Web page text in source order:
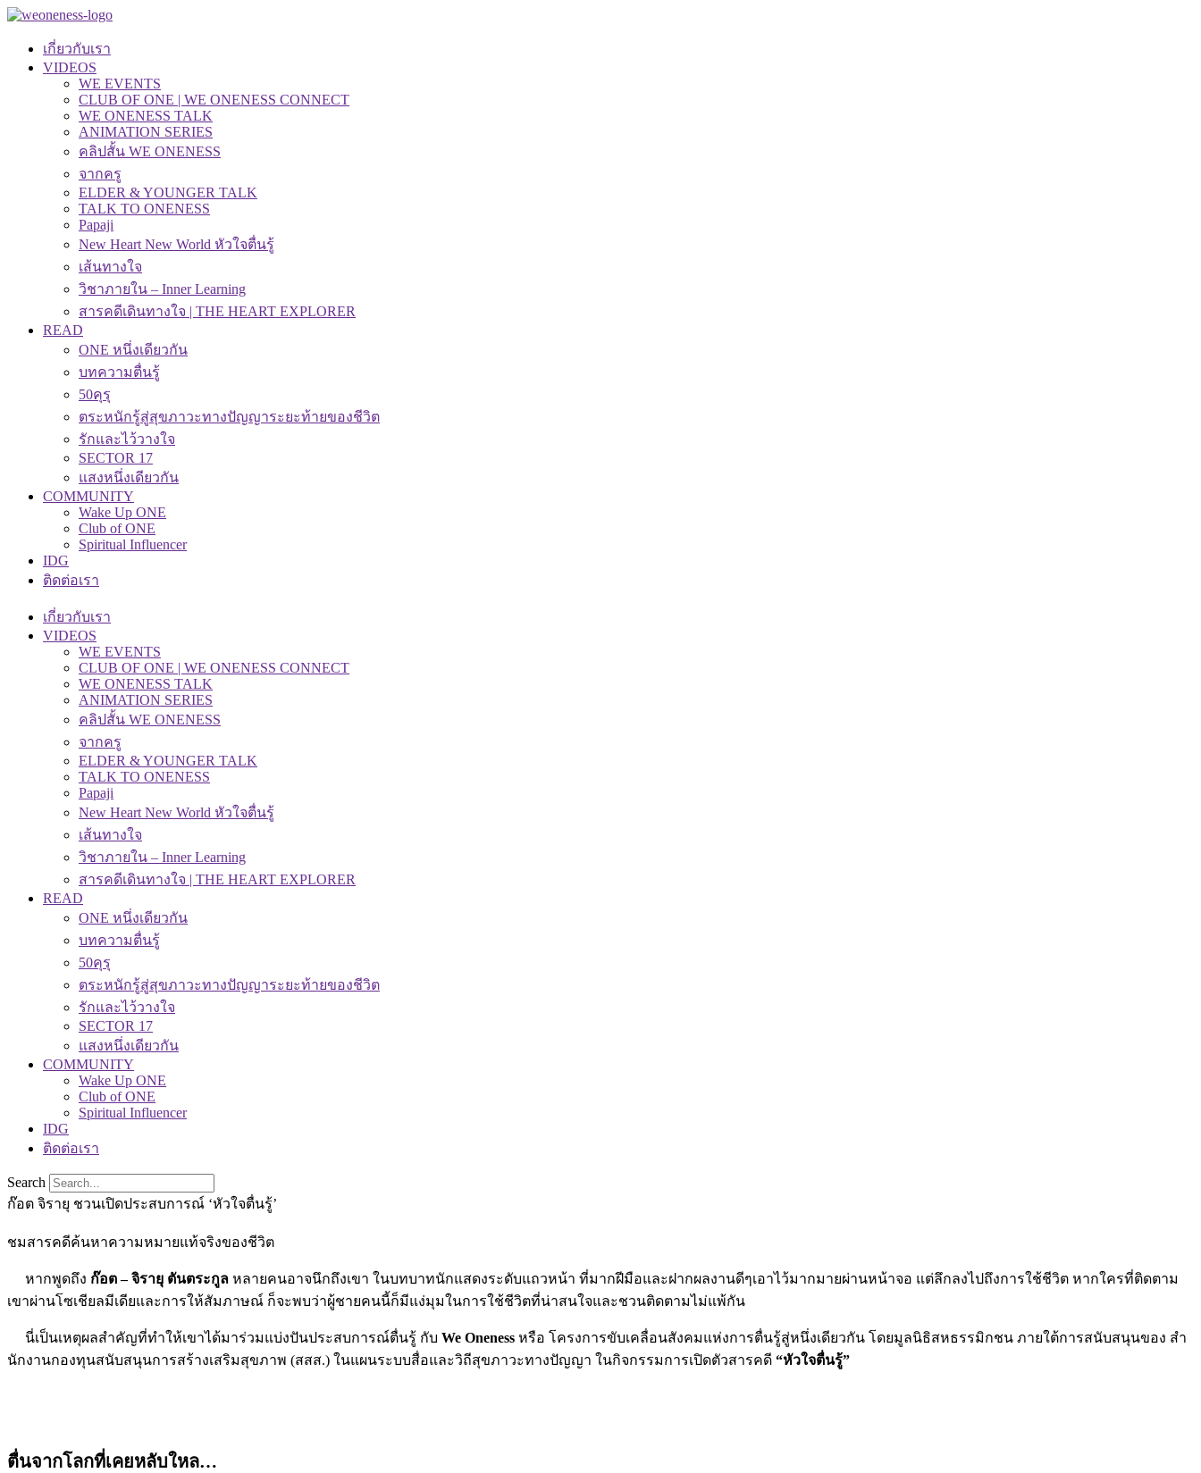
เกี่ยวกับเรา
VIDEOS
WE EVENTS
CLUB OF ONE | WE ONENESS CONNECT
WE ONENESS TALK
ANIMATION SERIES
คลิปสั้น WE ONENESS
จากครู
ELDER & YOUNGER TALK
TALK TO ONENESS
Papaji
New Heart New World หัวใจตื่นรู้
เส้นทางใจ
วิชาภายใน – Inner Learning
สารคดีเดินทางใจ | THE HEART EXPLORER
READ
ONE หนึ่งเดียวกัน
บทความตื่นรู้
50คุรุ
ตระหนักรู้สู่สุขภาวะทางปัญญาระยะท้ายของชีวิต
รักและไว้วางใจ
SECTOR 17
แสงหนึ่งเดียวกัน
COMMUNITY
Wake Up ONE
Club of ONE
Spiritual Influencer
IDG
ติดต่อเรา
เกี่ยวกับเรา
VIDEOS
WE EVENTS
CLUB OF ONE | WE ONENESS CONNECT
WE ONENESS TALK
ANIMATION SERIES
คลิปสั้น WE ONENESS
จากครู
ELDER & YOUNGER TALK
TALK TO ONENESS
Papaji
New Heart New World หัวใจตื่นรู้
เส้นทางใจ
วิชาภายใน – Inner Learning
สารคดีเดินทางใจ | THE HEART EXPLORER
READ
ONE หนึ่งเดียวกัน
บทความตื่นรู้
50คุรุ
ตระหนักรู้สู่สุขภาวะทางปัญญาระยะท้ายของชีวิต
รักและไว้วางใจ
SECTOR 17
แสงหนึ่งเดียวกัน
COMMUNITY
Wake Up ONE
Club of ONE
Spiritual Influencer
IDG
ติดต่อเรา
Search
ก๊อต จิรายุ ชวนเปิดประสบการณ์ ‘หัวใจตื่นรู้’
ชมสารคดีค้นหาความหมายแท้จริงของชีวิต
หากพูดถึง ก๊อต– จิรายุ ตันตระกูล หลายคนอาจนึกถึงเขา ในบทบาทนักแสดงระดับแถวหน้า ที่มากฝีมือและฝากผลงานดีๆเอาไว้มากมายผ่านหน้าจอ แต่ลึกลงไปถึงการใช้ชีวิต หากใครที่ติดตาม
เขาผ่านโซเชียลมีเดียและการให้สัมภาษณ์ ก็จะพบว่าผู้ชายคนนี้ก็มีแง่มุมในการใช้ชีวิตที่น่าสนใจและชวนติดตามไม่แพ้กัน
นี่เป็นเหตุผลสำคัญที่ทำให้เขาได้มาร่วมแบ่งปันประสบการณ์ตื่นรู้ กับ We Oneness หรือ โครงการขับเคลื่อนสังคมแห่งการตื่นรู้สู่หนึ่งเดียวกัน โดยมูลนิธิสหธรรมิกชน ภายใต้การสนับสนุนของ สํา
นักงานกองทุนสนับสนุนการสร้างเสริมสุขภาพ (สสส.) ในแผนระบบสื่อและวิถีสุขภาวะทางปัญญา ในกิจกรรมการเปิดตัวสารคดี “หัวใจตื่นรู้”
ตื่นจากโลกที่เคยหลับใหล…